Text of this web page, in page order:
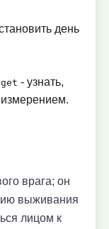
день
- узнать,
врага; он
выживания
лицом к